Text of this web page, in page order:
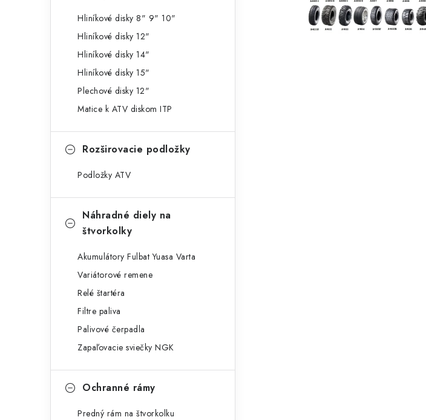
Hliníkové disky 8" 9" 10"
Hliníkové disky 12"
Hliníkové disky 14"
Hliníkové disky 15"
Plechové disky 12"
Matice k ATV diskom ITP
Rozširovacie podložky
Podložky ATV
Náhradné diely na
štvorkolky
Akumulátory Fulbat Yuasa Varta
Variátorové remene
Relé štartéra
Filtre paliva
Palivové čerpadla
Zapaľovacie sviečky NGK
Ochranné rámy
Predný rám na štvorkolku